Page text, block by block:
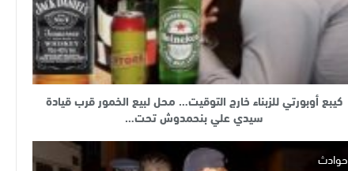
كيبع أوبورتي للزبناء خارج التوقيت… محل لبيع الخمور قرب قيادة
سيدي علي بنحمدوش تحت…
حوادث